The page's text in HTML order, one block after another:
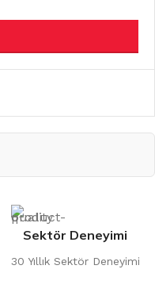
Sektör Deneyimi
30 Yıllık Sektör Deneyimi